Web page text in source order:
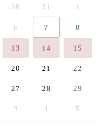
30 31 1
6 7 8
13 14 15
20 21 22
27 28 29
3 4 5